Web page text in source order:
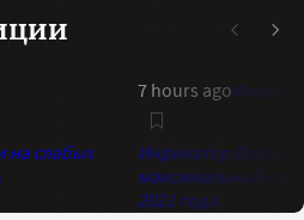
на слабых
7 hours ago
Индикатор Bank of
максимальный
2021 года